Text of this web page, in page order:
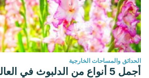
الحدائق والمساحات الخارجية
أجمل 5 أنواع من الدلبوث في العالم